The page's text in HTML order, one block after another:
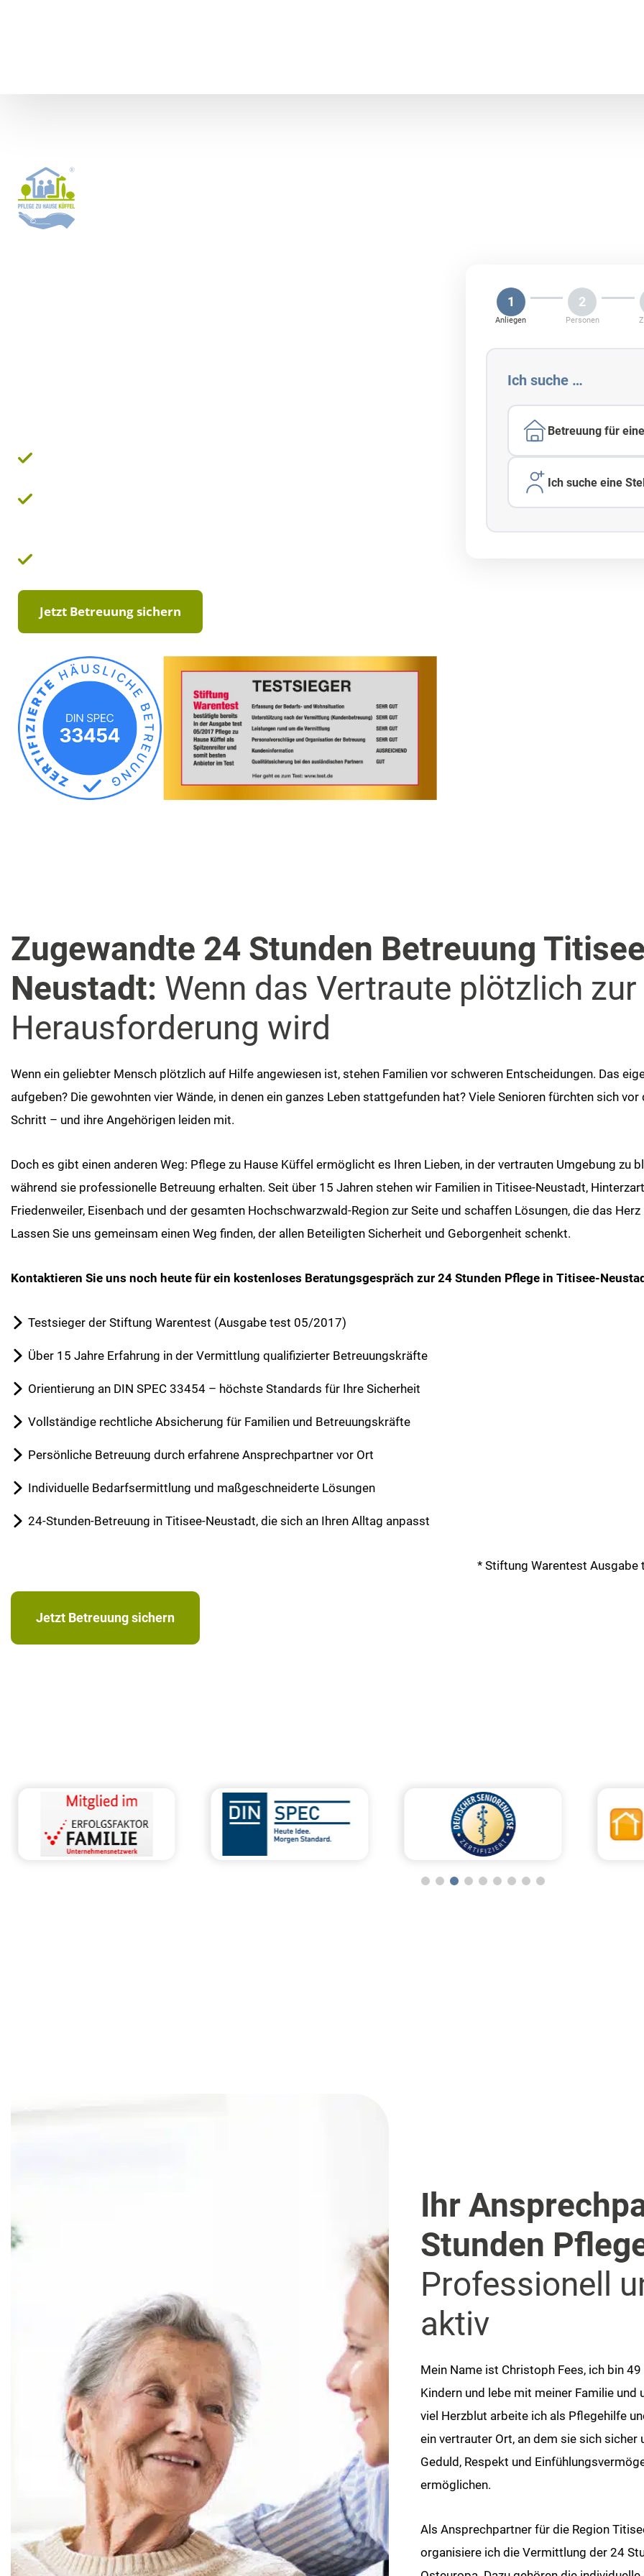
Jetzt Betreuung sichern
1
Anliegen
2
Personen
Ich suche …
Betreuung für
Ich suche eine
Zugewandte 24 Stunden Betreuung
Neustadt: Wenn das Vertraute plötzlich zur
Herausforderung wird
Wenn ein geliebter Mensch plötzlich auf Hilfe angewiesen ist, stehen Familien vor schweren Entscheidungen. Das
aufgeben? Die gewohnten vier Wände, in denen ein ganzes Leben stattgefunden hat? Viele Senioren fürchten sich vor
Schritt – und ihre Angehörigen leiden mit.
Doch es gibt einen anderen Weg: Pflege zu Hause Küffel ermöglicht es Ihren Lieben, in der vertrauten Umgebung zu
während sie professionelle Betreuung erhalten. Seit über 15 Jahren stehen wir Familien in Titisee-Neustadt,
Friedenweiler, Eisenbach und der gesamten Hochschwarzwald-Region zur Seite und schaffen Lösungen, die das Herz
Lassen Sie uns gemeinsam einen Weg finden, der allen Beteiligten Sicherheit und Geborgenheit schenkt.
Kontaktieren Sie uns noch heute für ein kostenloses Beratungsgespräch zur 24 Stunden Pflege in Titisee-
Testsieger der Stiftung Warentest (Ausgabe test 05/2017)
Über 15 Jahre Erfahrung in der Vermittlung qualifizierter Betreuungskräfte
Orientierung an DIN SPEC 33454 – höchste Standards für Ihre Sicherheit
Vollständige rechtliche Absicherung für Familien und Betreuungskräfte
Persönliche Betreuung durch erfahrene Ansprechpartner vor Ort
Individuelle Bedarfsermittlung und maßgeschneiderte Lösungen
24-Stunden-Betreuung in Titisee-Neustadt, die sich an Ihren Alltag anpasst
* Stiftung Warentest
Jetzt Betreuung sichern
Ihr
Stunden
Professionell
aktiv
Mein Name ist Christoph Fees, ich bin
Kindern und lebe mit meiner Familie
viel Herzblut arbeite ich als Pflegehilfe
ein vertrauter Ort, an dem sie sich
Geduld, Respekt und
ermöglichen.
Als Ansprechpartner für die Region
organisiere ich die Vermittlung der 24